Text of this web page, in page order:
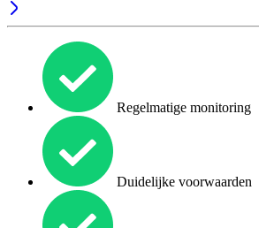
Regelmatige monitoring
Duidelijke voorwaarden